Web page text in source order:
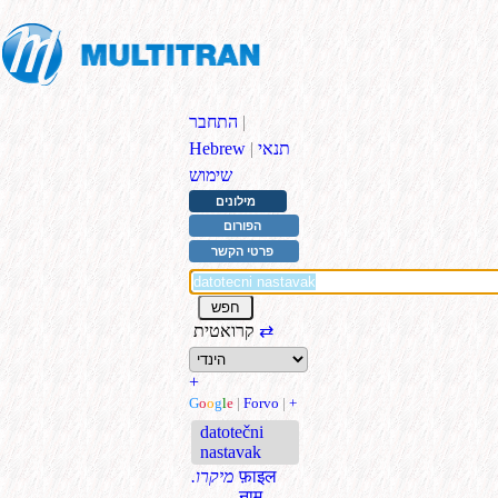
התחבר |
Hebrew | תנאי
שימוש
מילונים
הפורום
פרטי הקשר
⇄
+
Google | Forvo | +
datotečni
nastavak
.מיקרו फ़ाइल